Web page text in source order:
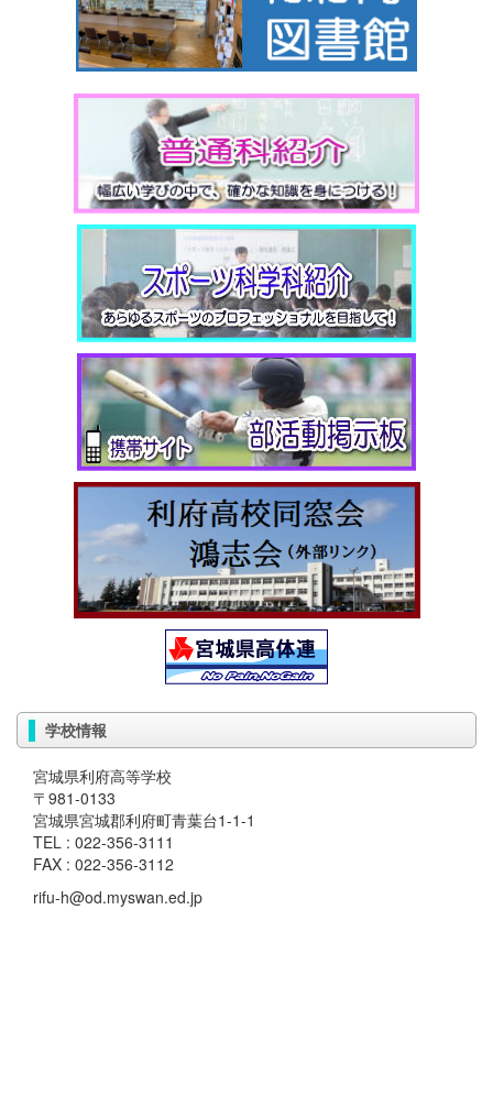
学校情報
宮城県利府高等学校
〒981-0133
宮城県宮城郡利府町青葉台1-1-1
TEL : 022-356-3111
FAX : 022-356-3112
rifu-h@od.myswan.ed.jp